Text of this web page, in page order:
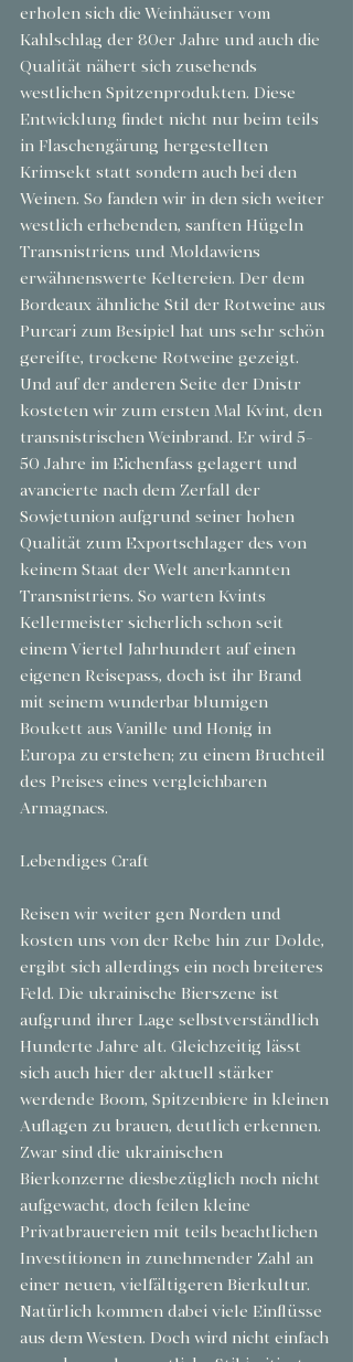
erholen sich die Weinhäuser vom
Kahlschlag der 80er Jahre und auch die
Qualität nähert sich zusehends
westlichen Spitzenprodukten. Diese
Entwicklung findet nicht nur beim teils
in Flaschengärung hergestellten
Krimsekt statt sondern auch bei den
Weinen. So fanden wir in den sich weiter
westlich erhebenden, sanften Hügeln
Transnistriens und Moldawiens
erwähnenswerte Keltereien. Der dem
Bordeaux ähnliche Stil der Rotweine aus
Purcari zum Besipiel hat uns sehr schön
gereifte, trockene Rotweine gezeigt.
Und auf der anderen Seite der Dnistr
kosteten wir zum ersten Mal Kvint, den
transnistrischen Weinbrand. Er wird 5-
50 Jahre im Eichenfass gelagert und
avancierte nach dem Zerfall der
Sowjetunion aufgrund seiner hohen
Qualität zum Exportschlager des von
keinem Staat der Welt anerkannten
Transnistriens. So warten Kvints
Kellermeister sicherlich schon seit
einem Viertel Jahrhundert auf einen
eigenen Reisepass, doch ist ihr Brand
mit seinem wunderbar blumigen
Boukett aus Vanille und Honig in
Europa zu erstehen; zu einem Bruchteil
des Preises eines vergleichbaren
Armagnacs.
Lebendiges Craft
Reisen wir weiter gen Norden und
kosten uns von der Rebe hin zur Dolde,
ergibt sich allerdings ein noch breiteres
Feld. Die ukrainische Bierszene ist
aufgrund ihrer Lage selbstverständlich
Hunderte Jahre alt. Gleichzeitig lässt
sich auch hier der aktuell stärker
werdende Boom, Spitzenbiere in kleinen
Auflagen zu brauen, deutlich erkennen.
Zwar sind die ukrainischen
Bierkonzerne diesbezüglich noch nicht
aufgewacht, doch feilen kleine
Privatbrauereien mit teils beachtlichen
Investitionen in zunehmender Zahl an
einer neuen, vielfältigeren Bierkultur.
Natürlich kommen dabei viele Einflüsse
aus dem Westen. Doch wird nicht einfach